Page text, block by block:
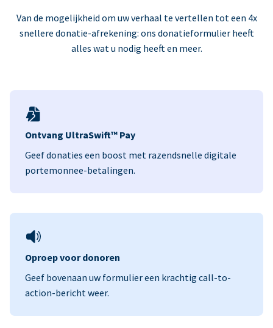
Van de mogelijkheid om uw verhaal te vertellen tot een 4x
snellere donatie-afrekening: ons donatieformulier heeft
alles wat u nodig heeft en meer.
Ontvang UltraSwift™ Pay
Geef donaties een boost met razendsnelle digitale
portemonnee-betalingen.
Oproep voor donoren
Geef bovenaan uw formulier een krachtig call-to-
action-bericht weer.